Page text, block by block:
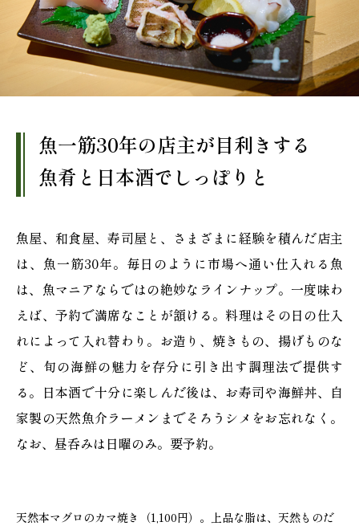
魚一筋30年の店主が目利きする
魚肴と日本酒でしっぽりと
魚屋、和食屋、寿司屋と、さまざまに経験を積んだ店主
は、魚一筋30年。毎日のように市場へ通い仕入れる魚
は、魚マニアならではの絶妙なラインナップ。一度味わ
えば、予約で満席なことが頷ける。料理はその日の仕入
れによって入れ替わり。お造り、焼きもの、揚げものな
ど、旬の海鮮の魅力を存分に引き出す調理法で提供す
る。日本酒で十分に楽しんだ後は、お寿司や海鮮丼、自
家製の天然魚介ラーメンまでそろうシメをお忘れなく。
なお、昼呑みは日曜のみ。要予約。
天然本マグロのカマ焼き（1,100円）。上品な脂は、天然ものだ